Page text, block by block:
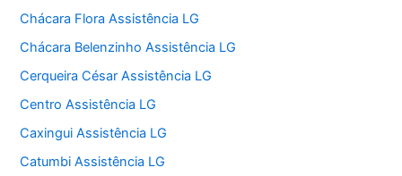
Chácara Flora Assistência LG
Chácara Belenzinho Assistência LG
Cerqueira César Assistência LG
Centro Assistência LG
Caxingui Assistência LG
Catumbi Assistência LG